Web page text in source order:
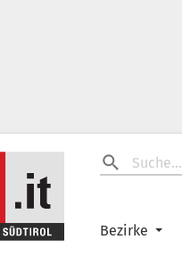
Bezirke